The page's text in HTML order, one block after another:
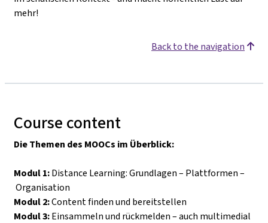
mehr!
Back to the navigation
Course content
Die Themen des MOOCs im Überblick:
Modul 1:Distance Learning: Grundlagen– Plattformen–
Organisation
Modul 2:Content finden und bereitstellen
Modul 3:Einsammeln und rückmelden–auch multimedial